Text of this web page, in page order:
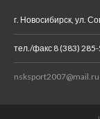
г. Новосибирск, ул.
тел./факс 8 (383)
nsksport2007@mail.ru